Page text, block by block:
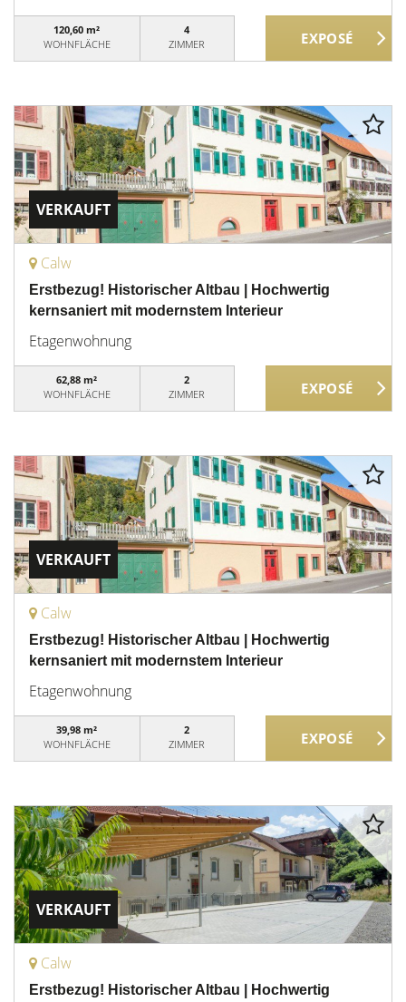
120,60 m²
WOHNFLÄCHE
4
ZIMMER
VERKAUFT
Calw
Erstbezug! Historischer Altbau | Hochwertig
kernsaniert mit modernstem Interieur
Etagenwohnung
62,88 m²
WOHNFLÄCHE
2
ZIMMER
VERKAUFT
Calw
Erstbezug! Historischer Altbau | Hochwertig
kernsaniert mit modernstem Interieur
Etagenwohnung
39,98 m²
WOHNFLÄCHE
2
ZIMMER
VERKAUFT
Calw
Erstbezug! Historischer Altbau | Hochwertig